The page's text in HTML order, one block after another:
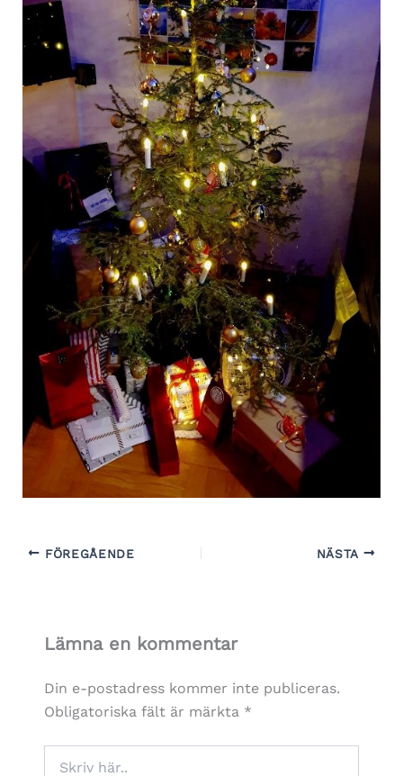
FÖREGÅENDE NÄSTA
Lämna en kommentar
Din e-postadress kommer inte publiceras.
Obligatoriska fält är märkta *
här..